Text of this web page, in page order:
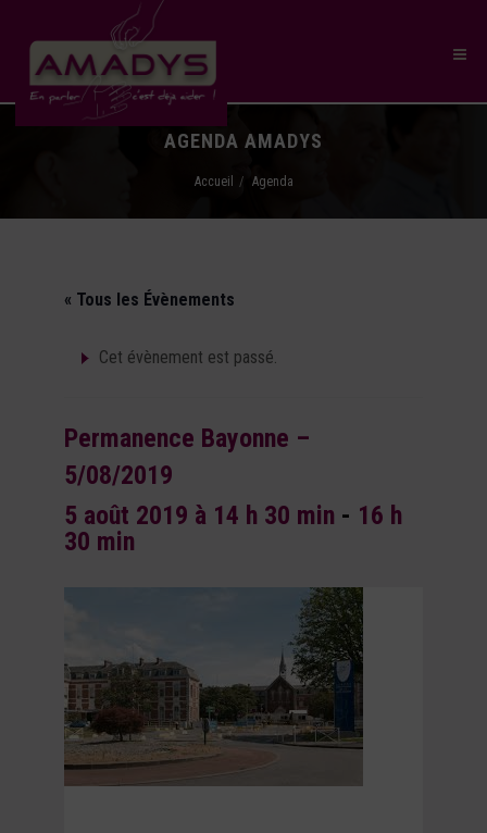
AGENDA AMADYS
Accueil Agenda
« Tous les Évènements
Cet évènement est passé.
Permanence Bayonne –
5/08/2019
5 août 2019 à 14 h 30 min - 16 h
30 min